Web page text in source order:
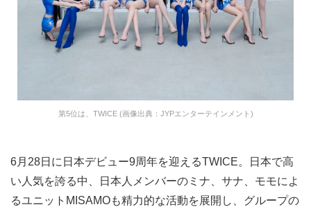
第5位は、TWICE (画像出典：JYPエンターテインメント)
6月28日に日本デビュー9周年を迎えるTWICE。日本で高
い人気を誇る中、日本人メンバーのミナ、サナ、モモによ
るユニットMISAMOも精力的な活動を展開し、グループの